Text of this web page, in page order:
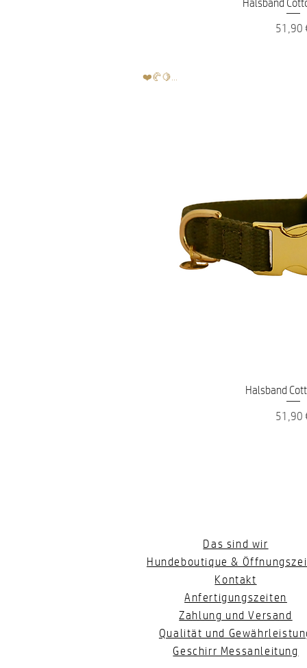
Preis
51,90
❤️🥐🍋...
Halsband
Preis
51,90
Das sind wir
Hundeboutique &
Kontakt
Anfertigungszeiten
Zahlung und Versand
Qualität und
Geschirr Messanleitung